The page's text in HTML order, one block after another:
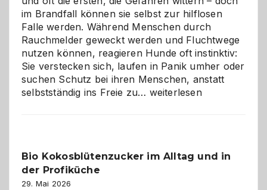
im Brandfall können sie selbst zur hilflosen
Falle werden. Während Menschen durch
Rauchmelder geweckt werden und Fluchtwege
nutzen können, reagieren Hunde oft instinktiv:
Sie verstecken sich, laufen in Panik umher oder
suchen Schutz bei ihren Menschen, anstatt
selbstständig ins Freie zu… Wenn
Gefahr
weiterlesen
Bio Kokosblütenzucker im Alltag und in
der Profiküche
29. Mai 2026